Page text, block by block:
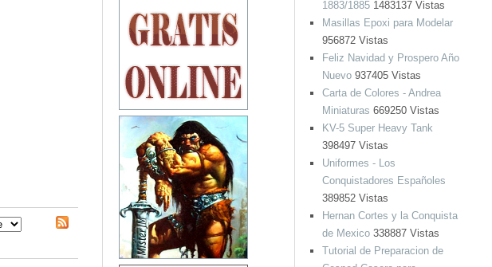
1883/18851483137 Vistas
Masillas Epoxi para Modelar
956872 Vistas
Feliz Navidad y Prospero Año
Nuevo937405 Vistas
Carta de Colores - Andrea
Miniaturas 669250 Vistas
KV-5 Super Heavy Tank
398497 Vistas
Uniformes - Los
Conquistadores Españoles
389852 Vistas
Hernan Cortes y la Conquista
de Mexico338887 Vistas
Tutorial de Preparacion de